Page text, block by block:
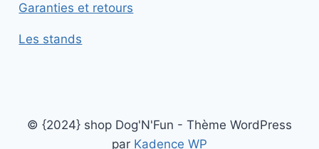
Garanties et retours
Les stands
© {2024} shop Dog'N'Fun - Thème WordPress
par Kadence WP